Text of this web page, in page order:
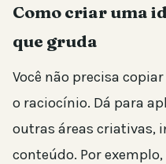
Como criar uma
que gruda
Você não precisa
o raciocínio. Dá para
outras áreas criativas,
conteúdo. Por